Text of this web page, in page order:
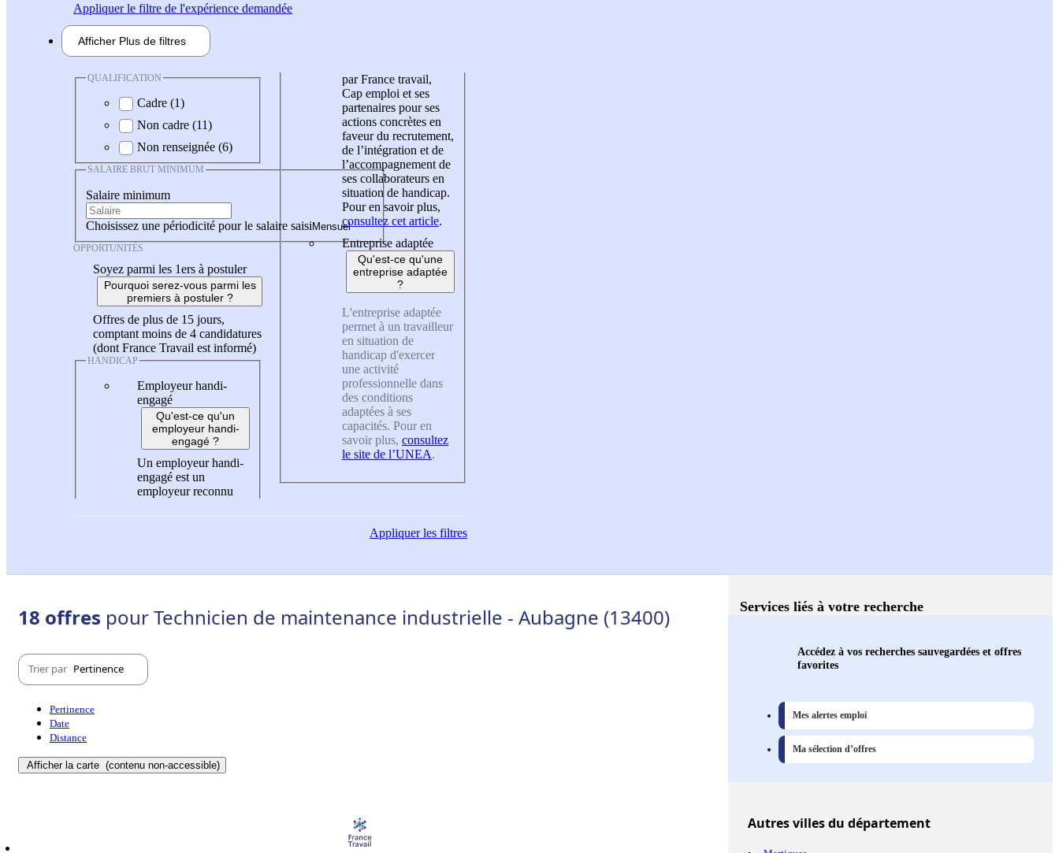
Appliquerle filtre de l'expérience demandée
Afficher Plus de filtres
QUALIFICATION
Cadre (1)
Non cadre (11)
Non renseignée (6)
SALAIRE BRUT MINIMUM
Salaire minimum
Choisissez une périodicité pour le salaire saisi
OPPORTUNITÉS
Soyez parmi les 1ers à postuler
Pourquoi serez-vous parmi les
premiers à postuler ?
Offres de plus de 15 jours,
comptant moins de 4 candidatures
(dont France Travail est informé)
HANDICAP
Employeur handi-
engagé
Qu'est-ce qu'un
employeur handi-
engagé ?
Un employeur handi-
engagé est un
employeur reconnu
par France travail,
Cap emploi et ses
partenaires pour ses
actions concrètes en
faveur du recrutement,
de l’intégration et de
l’accompagnement de
ses collaborateurs en
situation de handicap.
Pour en savoir plus,
consultez cet article.
Entreprise adaptée
Qu'est-ce qu'une
entreprise adaptée
?
L'entreprise adaptée
permet à un travailleur
en situation de
handicap d'exercer
une activité
professionnelle dans
des conditions
adaptées à ses
capacités. Pour en
savoir plus, consultez
le site de l’UNEA.
Appliquerles filtres
18 offres pour Technicien de maintenance industrielle - Aubagne (13400)
Trier par Pertinence
Pertinence
Date
Distance
Afficher la carte (contenu non-accessible)
Services liés à votre recherche
Accédez à vos recherches sauvegardées et offres
favorites
Mes alertes emploi
Ma sélection d’offres
Autresvillesdu département